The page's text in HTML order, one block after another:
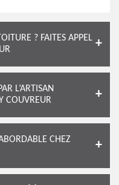
? FAITES APPEL
L’ARTISAN
COUVREUR
CHEZ